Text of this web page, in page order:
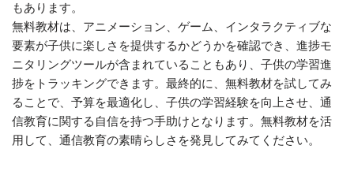
もあります。
無料教材は、アニメーション、ゲーム、インタラクティブな
要素が子供に楽しさを提供するかどうかを確認でき、進捗モ
ニタリングツールが含まれていることもあり、子供の学習進
捗をトラッキングできます。最終的に、無料教材を試してみ
ることで、予算を最適化し、子供の学習経験を向上させ、通
信教育に関する自信を持つ手助けとなります。無料教材を活
用して、通信教育の素晴らしさを発見してみてください。